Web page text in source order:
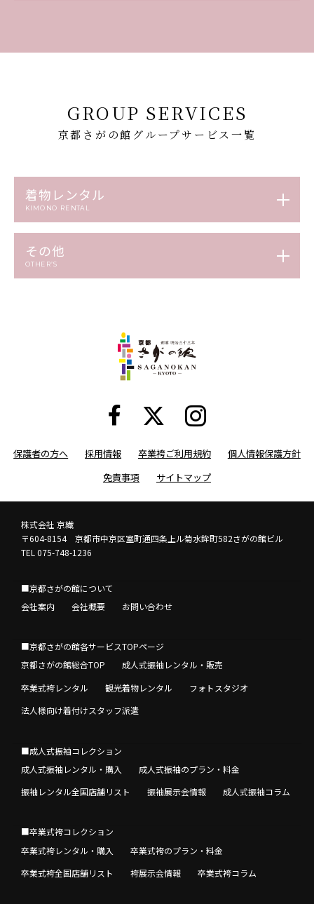
GROUP SERVICES
京都さがの館グループサービス一覧
着物レンタル
KIMONO RENTAL
その他
OTHER’S
保護者の方へ 採用情報 卒業袴ご利用規約
個人情報保護方針
免責事項
サイトマップ
株式会社 京繊
〒604-8154 京都市中京区室町通四条上ル菊水鉾町582さがの館ビル
TEL 075-748-1236
■京都さがの館について
会社案内
会社概要 お問い合わせ
■京都さがの館各サービスTOPページ
京都さがの館総合TOP
成人式振袖レンタル・販売
卒業式袴レンタル
観光着物レンタル
フォトスタジオ
法人様向け着付けスタッフ派遣
■成人式振袖コレクション
成人式振袖レンタル・購入
成人式振袖のプラン・料金
振袖レンタル全国店舗リスト
振袖展示会情報 成人式振袖コラム
■卒業式袴コレクション
卒業式袴レンタル・購入
卒業式袴のプラン・料金
卒業式袴全国店舗リスト
袴展示会情報 卒業式袴コラム